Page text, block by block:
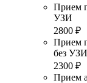
Прием
УЗИ
2800 ₽
Прием
без УЗИ
2300 ₽
Прием